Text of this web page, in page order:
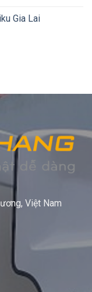
Gia Lai
Việt Nam